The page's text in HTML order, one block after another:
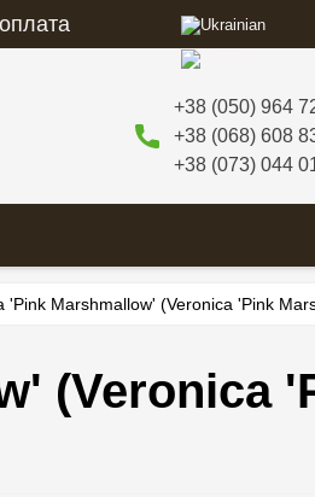
+38 (050) 964
+38 (068) 608
+38 (073) 044
'Pink Marshmallow' (Veronica 'Pink
(Veronica